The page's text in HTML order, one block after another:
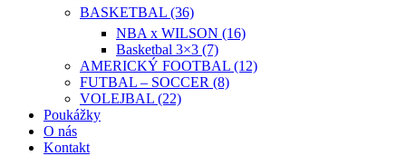
BASKETBAL (36)
NBA x WILSON (16)
Basketbal 3×3 (7)
AMERICKÝ FOOTBAL (12)
FUTBAL – SOCCER (8)
VOLEJBAL (22)
Poukážky
O nás
Kontakt